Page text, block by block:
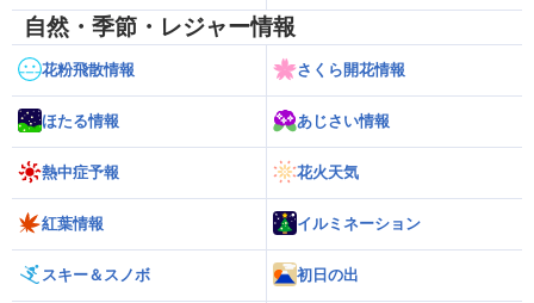
自然・季節・レジャー情報
花粉飛散情報 さくら開花情報
ほたる情報 あじさい情報
熱中症予報 花火天気
紅葉情報 イルミネーション
スキー＆スノボ 初日の出